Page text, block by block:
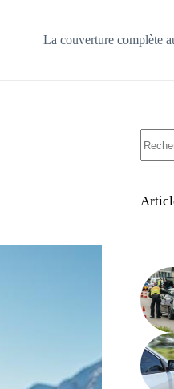
La couverture complète